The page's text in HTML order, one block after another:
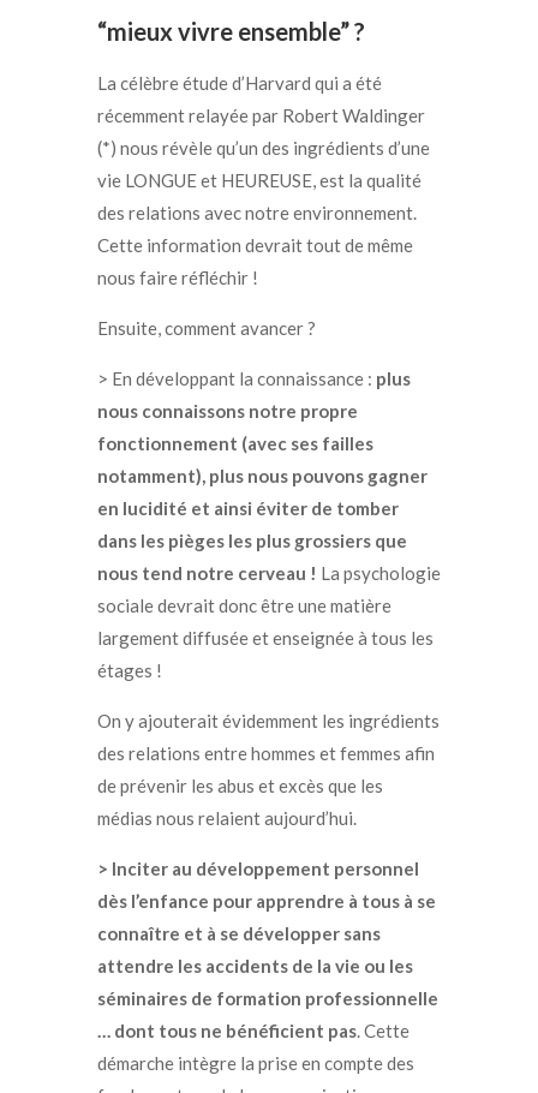
“mieux vivre ensemble” ?
La célèbre étude d’Harvard qui a été
récemment relayée par Robert Waldinger
(*) nous révèle qu’un des ingrédients d’une
vie LONGUE et HEUREUSE, est la qualité
des relations avec notre environnement.
Cette information devrait tout de même
nous faire réfléchir !
Ensuite, comment avancer ?
> En développant la connaissance : plus
nous connaissons notre propre
fonctionnement (avec ses failles
notamment), plus nous pouvons gagner
en lucidité et ainsi éviter de tomber
dans les pièges les plus grossiers que
nous tend notre cerveau ! La psychologie
sociale devrait donc être une matière
largement diffusée et enseignée à tous les
étages !
On y ajouterait évidemment les ingrédients
des relations entre hommes et femmes afin
de prévenir les abus et excès que les
médias nous relaient aujourd’hui.
> Inciter au développement personnel
dès l’enfance pour apprendre à tous à se
connaître et à se développer sans
attendre les accidents de la vie ou les
séminaires de formation professionnelle
… dont tous ne bénéficient pas. Cette
démarche intègre la prise en compte des